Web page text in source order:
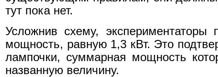
тут пока нет.
Усложнив схему,
мощность, равную 1,3 кВт. Это
лампочки, суммарная мощность
названную величину.